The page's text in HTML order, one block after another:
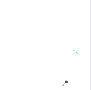
📍